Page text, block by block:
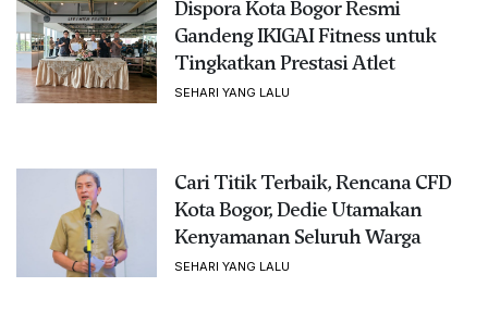
Dispora Kota Bogor Resmi
Gandeng IKIGAI Fitness untuk
Tingkatkan Prestasi Atlet
SEHARI YANG LALU
Cari Titik Terbaik, Rencana CFD
Kota Bogor, Dedie Utamakan
Kenyamanan Seluruh Warga
SEHARI YANG LALU